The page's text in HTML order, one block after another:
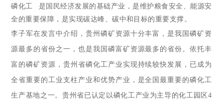
磷化工
是国民经济发展的基础产业，是维护粮食安全、能源安
全的重要保障，是实现碳达峰、碳中和目标的重要支撑。
李子军在发言中介绍，贵州磷矿资源十分丰富，是我国磷矿资
源最多的省份之一，也是我国磷富矿资源最多的省份。依托丰
富的磷矿资源，贵州省磷化工产业实现持续较快发展，已成为
全省重要的工业支柱产业和优势产业，是全国最重要的磷化工
生产基地之一。贵州省已认定以磷化工产业为主导的化工园区4